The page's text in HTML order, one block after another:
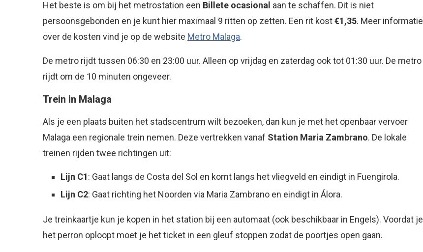
Het beste is om bij het metrostation een Billete ocasional aan te schaffen. Dit is niet
persoonsgebonden en je kunt hier maximaal 9 ritten op zetten. Een rit kost€1,35. Meer informatie
over de kosten vind je op de website Metro Malaga.
De metro rijdt tussen 06:30 en 23:00 uur. Alleen op vrijdag en zaterdag ook tot 01:30 uur. De metro
rijdt om de 10 minuten ongeveer.
Trein in Malaga
Als je een plaats buiten het stadscentrum wilt bezoeken, dan kun je met het openbaar vervoer
Malaga een regionale trein nemen. Deze vertrekken vanaf Station Maria Zambrano. De lokale
treinen rijden twee richtingen uit:
Lijn C1: Gaat langs de Costa del Sol en komt langs het vliegveld en eindigt in Fuengirola.
Lijn C2: Gaat richting het Noorden via Maria Zambrano en eindigt in Álora.
Je treinkaartje kun je kopen in het station bij een automaat (ook beschikbaar in Engels). Voordat je
het perron oploopt moet je het ticket in een gleuf stoppen zodat de poortjes open gaan.